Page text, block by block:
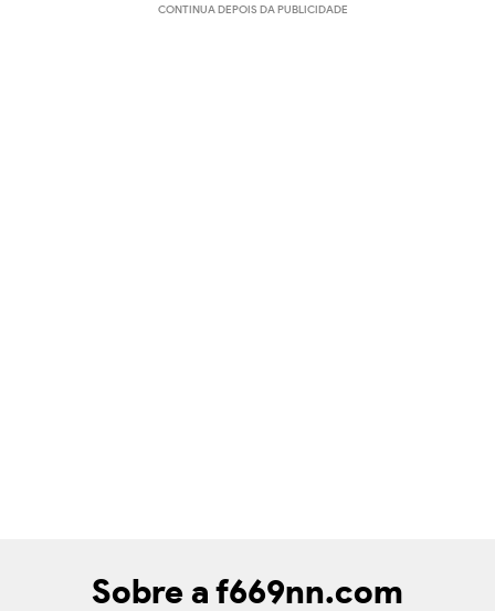
CONTINUA DEPOIS DA PUBLICIDADE
Sobre a f669nn.com